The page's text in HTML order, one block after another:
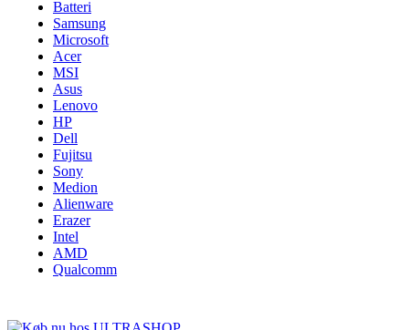
Batteri
Samsung
Microsoft
Acer
MSI
Asus
Lenovo
HP
Dell
Fujitsu
Sony
Medion
Alienware
Erazer
Intel
AMD
Qualcomm